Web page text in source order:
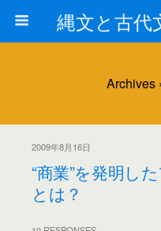
Archives
2009年8月16日
“商業”を発明し
とは？